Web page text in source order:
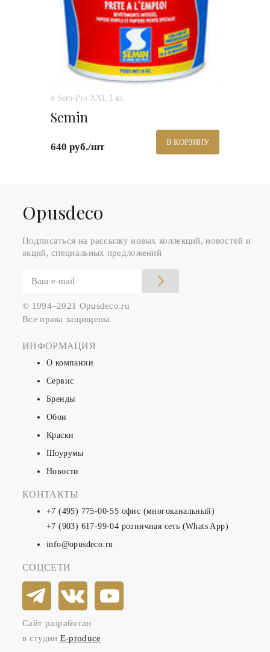
# Sem-Pro XXL 1 кг.
Semin
640 руб./шт В КОРЗИНУ
Оpusdeco
Подписаться на рассылку новых коллекций, новостей и
акций, специальных предложений
© 1994–2021 Opusdeco.ru
Все права защищены.
ИНФОРМАЦИЯ
О компании
Сервис
Бренды
Обои
Краски
Шоурумы
Новости
КОНТАКТЫ
+7 (495) 775-00-55 офис (многоканальный)
+7 (903) 617-99-04 розничная сеть (Whats App)
info@opusdeco.ru
СОЦСЕТИ
Сайт разработан
в студии E-produce